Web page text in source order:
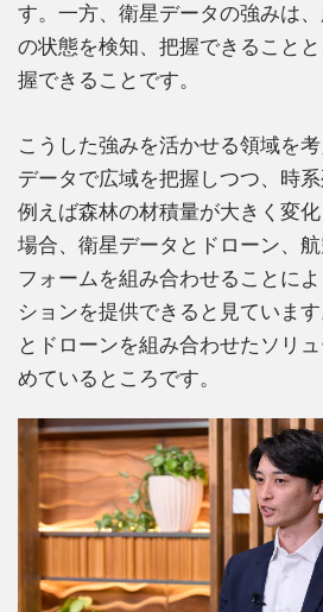
す。一方、衛星データの強みは
の状態を検知、把握できること
握できることです。
こうした強みを活かせる領域を
データで広域を把握しつつ、時系
例えば森林の材積量が大きく変
場合、衛星データとドローン、
フォームを組み合わせることに
ションを提供できると見ていま
とドローンを組み合わせたソリ
めているところです。